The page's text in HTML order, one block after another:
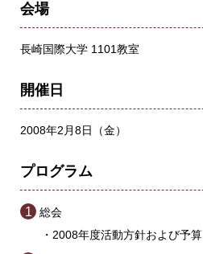
会場
長崎国際大学 1101教室
開催日
2008年2月8日（金）
プログラム
総会
2008年度活動方針および予算